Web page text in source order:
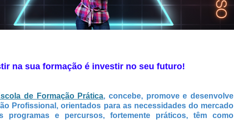
na sua formação é investir no seu futuro!
de Formação Prática, concebe, promove e desenvolve
Profissional, orientados para as necessidades do mercado
programas e percursos, fortemente práticos, têm como